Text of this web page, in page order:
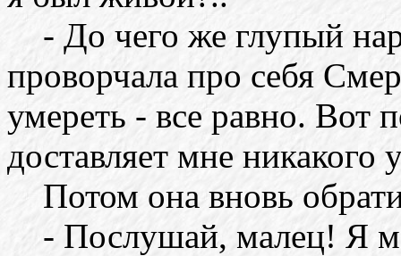
- До чего же глупый
проворчала про себя
умереть - все равно. Вот
доставляет мне никакого
Потом она вновь
- Послушай, малец! Я